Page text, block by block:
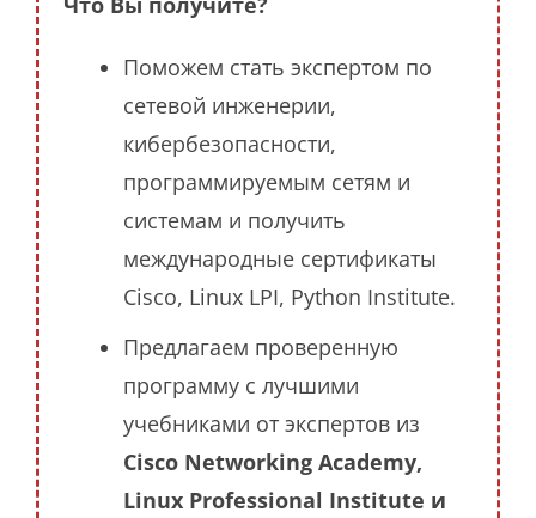
Поможем стать экспертом по
сетевой инженерии,
кибербезопасности,
программируемым сетям и
системам и получить
международные сертификаты
Cisco, Linux LPI, Python Institute.
Предлагаем проверенную
программу с лучшими
учебниками от экспертов из
Cisco Networking Academy,
Linux Professional Institute и